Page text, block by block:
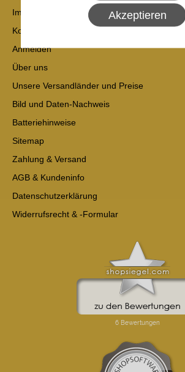
Akzeptieren
Impressum
Kontakt
Anmelden
Über uns
Unsere Versandländer und Preise
Bild und Daten-Nachweis
Batteriehinweise
Sitemap
Zahlung & Versand
AGB & Kundeninfo
Datenschutzerklärung
Widerrufsrecht & -Formular